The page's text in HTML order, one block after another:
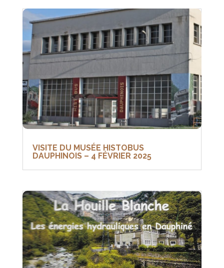
VISITE DU MUSÉE HISTOBUS
DAUPHINOIS – 4 FÉVRIER 2025